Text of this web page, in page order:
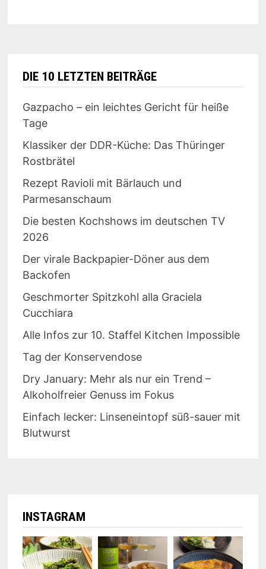
DIE 10 LETZTEN BEITRÄGE
Gazpacho – ein leichtes Gericht für heiße
Tage
Klassiker der DDR-Küche: Das Thüringer
Rostbrätel
Rezept Ravioli mit Bärlauch und
Parmesanschaum
Die besten Kochshows im deutschen TV
2026
Der virale Backpapier-Döner aus dem
Backofen
Geschmorter Spitzkohl alla Graciela
Cucchiara
Alle Infos zur 10. Staffel Kitchen Impossible
Tag der Konservendose
Dry January: Mehr als nur ein Trend –
Alkoholfreier Genuss im Fokus
Einfach lecker: Linseneintopf süß-sauer mit
Blutwurst
INSTAGRAM